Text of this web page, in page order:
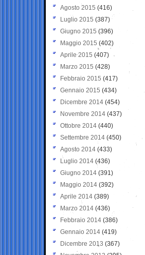
Agosto 2015 (416)
Luglio 2015 (387)
Giugno 2015 (396)
Maggio 2015 (402)
Aprile 2015 (407)
Marzo 2015 (428)
Febbraio 2015 (417)
Gennaio 2015 (434)
Dicembre 2014 (454)
Novembre 2014 (437)
Ottobre 2014 (440)
Settembre 2014 (450)
Agosto 2014 (433)
Luglio 2014 (436)
Giugno 2014 (391)
Maggio 2014 (392)
Aprile 2014 (389)
Marzo 2014 (436)
Febbraio 2014 (386)
Gennaio 2014 (419)
Dicembre 2013 (367)